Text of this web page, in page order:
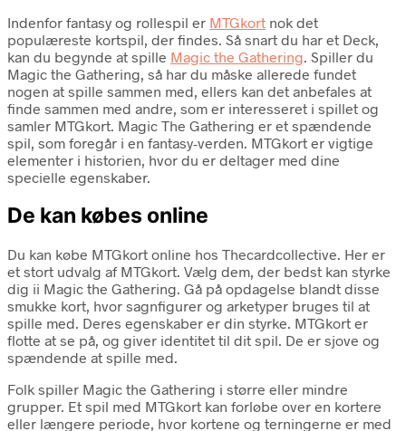
Indenfor fantasy og rollespil er MTGkort nok det
populæreste kortspil, der findes. Så snart du har et Deck,
kan du begynde at spille Magic the Gathering. Spiller du
Magic the Gathering, så har du måske allerede fundet
nogen at spille sammen med, ellers kan det anbefales at
finde sammen med andre, som er interesseret i spillet og
samler MTGkort. Magic The Gathering er et spændende
spil, som foregår i en fantasy-verden. MTGkort er vigtige
elementer i historien, hvor du er deltager med dine
specielle egenskaber.
De kan købes online
Du kan købe MTGkort online hos Thecardcollective. Her er
et stort udvalg af MTGkort. Vælg dem, der bedst kan styrke
dig ii Magic the Gathering. Gå på opdagelse blandt disse
smukke kort, hvor sagnfigurer og arketyper bruges til at
spille med. Deres egenskaber er din styrke. MTGkort er
flotte at se på, og giver identitet til dit spil. De er sjove og
spændende at spille med.
Folk spiller Magic the Gathering i større eller mindre
grupper. Et spil med MTGkort kan forløbe over en kortere
eller længere periode, hvor kortene og terningerne er med